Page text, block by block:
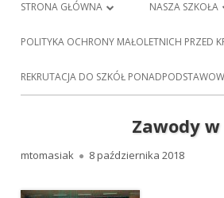
Menu
główne
STRONA GŁÓWNA
PLAN LEKCJI
DZIENNIK ELEKTRONICZNY E-
NASZA SZKOŁA
HISTORIA
BARCICACH
POLITYKA OCHRONY MAŁOLETNICH PRZED
REKRUTACJA DO SZKÓŁ
Zawody
Autor
mtomasiak Opublikowano
8 października 2018